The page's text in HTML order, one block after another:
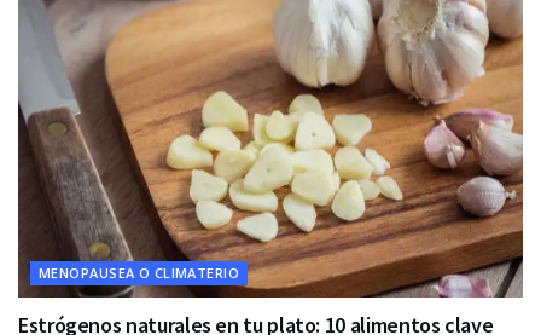
MENOPAUSEA O CLIMATERIO
Estrógenos naturales en tu plato: 10 alimentos clave